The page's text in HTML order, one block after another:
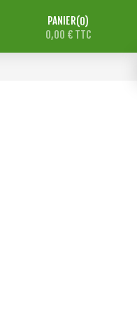
PANIER 0
0,00 € TTC